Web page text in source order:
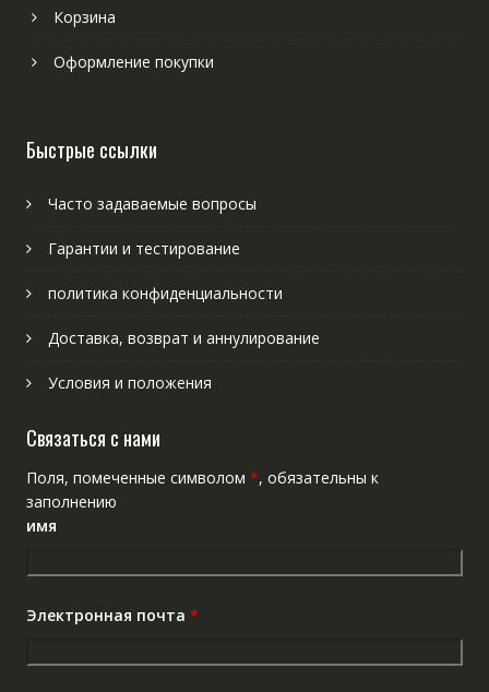
Корзина
Оформление покупки
Быстрые ссылки
Часто задаваемые вопросы
Гарантии и тестирование
политика конфиденциальности
Доставка, возврат и аннулирование
Условия и положения
Связаться с нами
Поля, помеченные символом *, обязательны к
заполнению
имя
Электронная почта *